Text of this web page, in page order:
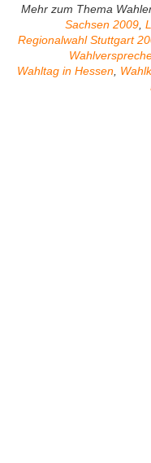
Mehr zum Thema
Sachsen 2009
Regionalwahl Stuttgart
Wahltag in Hessen,